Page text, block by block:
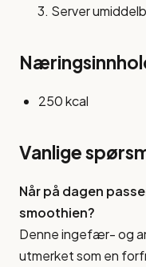
Server
250 kcal
Vanlige
Når på dagen
smoothien?
Denne ingefær- og
utmerket som en